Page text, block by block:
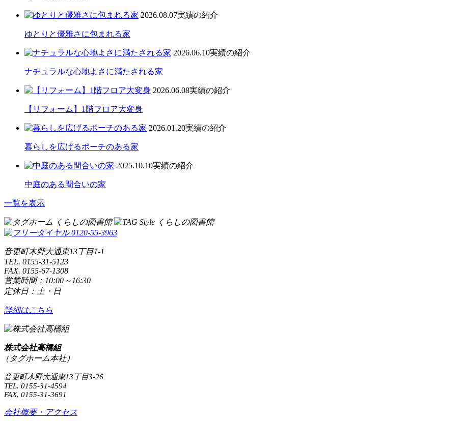
2026.08.07実績の紹介
ゆとりと優雅さに包まれる家
2026.06.10実績の紹介
ナチュラルな心地よさに満たされる家
2026.06.08実績の紹介
【リフォーム】1階フロア大変身
2026.01.20実績の紹介
暮らしを広げるポーチのある家
2025.10.10実績の紹介
中庭のある間合いの家
一覧を表示
音更町木野大通東13丁目1-1
TEL. 0155-31-5123
FAX. 0155-67-1308
営業時間：10:00～16:30
定休日：土・日
詳細はこちら
株式会社高橋組
（タグホーム本社）
音更町木野大通東13丁目3-26
TEL. 0155-31-4594
FAX. 0155-31-3691
会社概要・アクセス